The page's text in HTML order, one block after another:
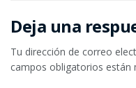
Deja una
Tu dirección de correo
campos obligatorios están